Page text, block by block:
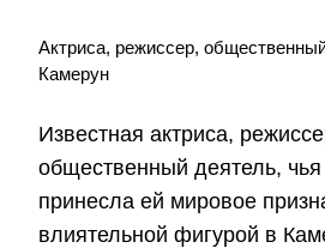
Актриса, режиссер,
Камерун
Известная актриса,
общественный деятель, чья
принесла ей мировое
влиятельной фигурой в